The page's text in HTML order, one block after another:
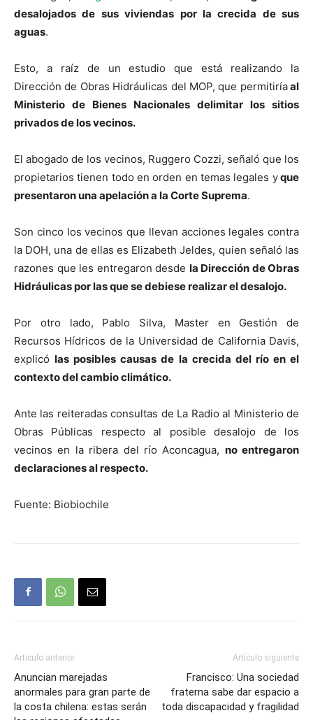
desalojados de sus viviendas por la crecida de sus
aguas.
Esto, a raíz de un estudio que está realizando la
Dirección de Obras Hidráulicas del MOP, que permitiríaal
Ministerio de Bienes Nacionales delimitar los sitios
privados de los vecinos.
El abogado de los vecinos, Ruggero Cozzi, señaló que los
propietarios tienen todo en orden en temas legales yque
presentaron una apelación a la Corte Suprema.
Son cinco los vecinos que llevan acciones legales contra
la DOH, una de ellas es Elizabeth Jeldes, quien señaló las
razones que les entregaron desde la Dirección de Obras
Hidráulicas por las que se debiese realizar el desalojo.
Por otro lado, Pablo Silva, Master en Gestión de
Recursos Hídricos de la Universidad de California Davis,
explicólas posibles causas de la crecida del río en el
contexto del cambio climático.
Ante las reiteradas consultas de La Radio al Ministerio de
Obras Públicas respecto al posible desalojo de los
vecinos en la ribera del río Aconcagua, no entregaron
declaraciones al respecto.
Fuente: Biobiochile
Artículo anterior
Anuncian marejadas
anormales para gran parte de
la costa chilena: estas serán
Artículo siguiente
Francisco: Una sociedad
fraterna sabe dar espacio a
toda discapacidad y fragilidad